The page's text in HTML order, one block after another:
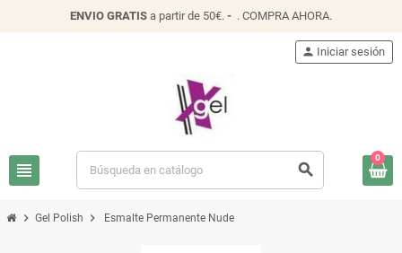
ENVIO GRATIS a partir de 50€. - . COMPRA AHORA.
view_headline search
person Iniciar sesión
0
chevron_right Gel Polish chevron_right Esmalte Permanente Nude